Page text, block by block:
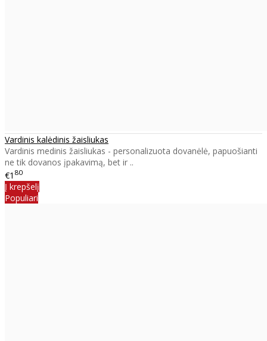
Vardinis kalėdinis žaisliukas
Vardinis medinis žaisliukas - personalizuota dovanėlė, papuošianti
ne tik dovanos įpakavimą, bet ir ..
€1 80
Į krepšelį
Populiari